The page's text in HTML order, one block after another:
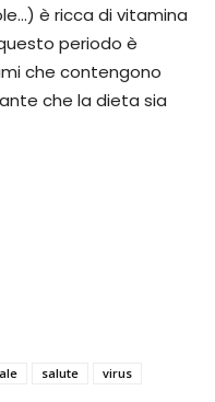
è ricca di vitamina
periodo è
che contengono
che la dieta sia
salute virus